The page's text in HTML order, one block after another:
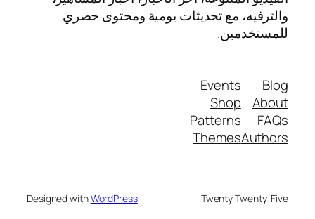
والترفيه، مع تحديثات يومية ومحتوى حصري
للمستخدمين.
Blog
About
FAQs
Authors
Events
Shop
Patterns
Themes
Twenty Twenty-Five
Designed withWordPress